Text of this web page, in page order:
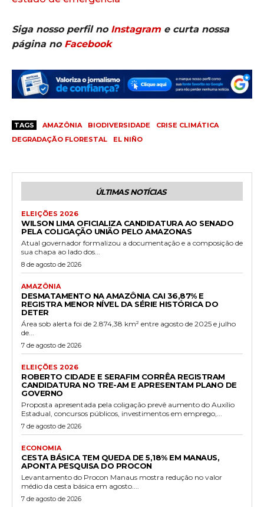
Siga nosso perfil no Instagram e curta nossa
página no Facebook
TAGS AMAZÔNIA BIODIVERSIDADE
CRISE CLIMÁTICA
DEGRADAÇÃO FLORESTAL
EL NIÑO
ÚLTIMAS NOTÍCIAS
ELEIÇÕES 2026
WILSON LIMA OFICIALIZA CANDIDATURA AO SENADO
PELA COLIGAÇÃO UNIÃO PELO AMAZONAS
Atual governador formalizou a documentação e a composição de
sua chapa ao lado dos...
8 de agosto de 2026
AMAZÔNIA
DESMATAMENTO NA AMAZÔNIA CAI 36,87% E
REGISTRA MENOR NÍVEL DA SÉRIE HISTÓRICA DO
DETER
Área sob alerta foi de 2.874,38 km² entre agosto de 2025 e julho
de...
7 de agosto de 2026
ELEIÇÕES 2026
ROBERTO CIDADE E SERAFIM CORRÊA REGISTRAM
CANDIDATURA NO TRE-AM E APRESENTAM PLANO DE
GOVERNO
Proposta apresentada pela coligação prevê aumento do Auxílio
Estadual, concursos públicos, investimentos em emprego,...
7 de agosto de 2026
ECONOMIA
CESTA BÁSICA TEM QUEDA DE 5,18% EM MANAUS,
APONTA PESQUISA DO PROCON
Levantamento do Procon Manaus mostra redução no valor
médio da cesta básica em agosto....
7 de agosto de 2026